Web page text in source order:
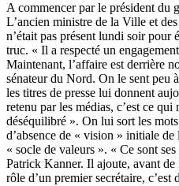
A commencer par le président du
L’ancien ministre de la Ville et
n’était pas présent lundi soir pour
truc. « Il a respecté un
Maintenant, l’affaire est derrière
sénateur du Nord. On le sent peu
les titres de presse lui donnent
retenu par les médias, c’est ce
déséquilibré ». On lui sort les
d’absence de « vision » initiale
« socle de valeurs ». « Ce sont
Patrick Kanner. Il ajoute, avant
rôle d’un premier secrétaire, c’est